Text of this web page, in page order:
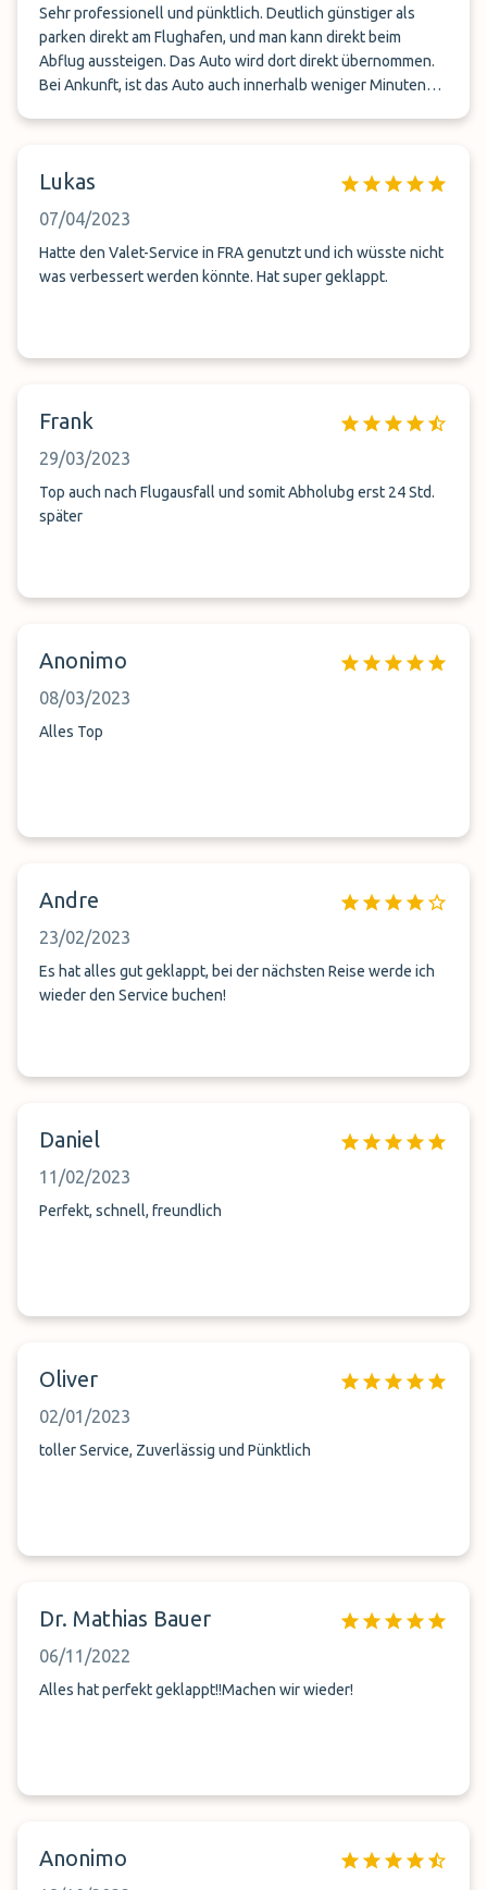
Sehr professionell und pünktlich. Deutlich günstiger als
parken direkt am Flughafen, und man kann direkt beim
Abflug aussteigen. Das Auto wird dort direkt übernommen.
Bei Ankunft, ist das Auto auch innerhalb weniger Minuten
Lukas
07/04/2023
Hatte den Valet-Service in FRA genutzt und ich wüsste nicht
was verbessert werden könnte. Hat super geklappt.
Frank
29/03/2023
Top auch nach Flugausfall und somit Abholubg erst 24 Std.
später
Anonimo
08/03/2023
Alles Top
Andre
23/02/2023
Es hat alles gut geklappt, bei der nächsten Reise werde ich
wieder den Service buchen!
Daniel
11/02/2023
Perfekt, schnell, freundlich
Oliver
02/01/2023
toller Service, Zuverlässig und Pünktlich
Dr. Mathias Bauer
06/11/2022
Alles hat perfekt geklappt!!Machen wir wieder!
Anonimo